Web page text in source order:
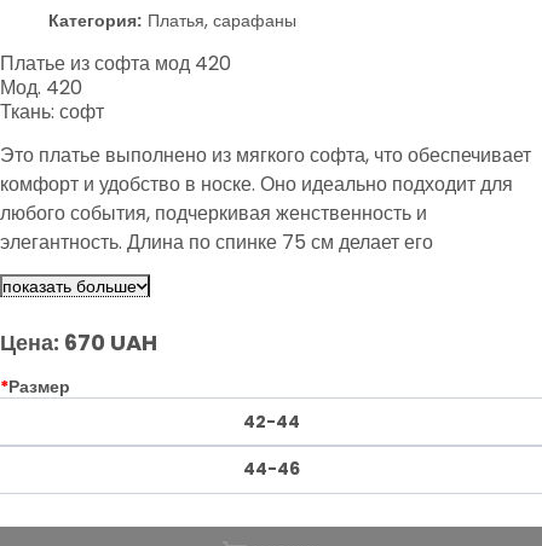
Категория: Платья, сарафаны
Платье из софта мод 420
Мод. 420
Ткань: софт
Это платье выполнено из мягкого софта, что обеспечивает
комфорт и удобство в носке. Оно идеально подходит для
любого события, подчеркивая женственность и
элегантность. Длина по спинке 75 см делает его
универсальным выбором для различных стилей.
показать больше
Цена: 670 UAH
*Размер
42-44
44-46